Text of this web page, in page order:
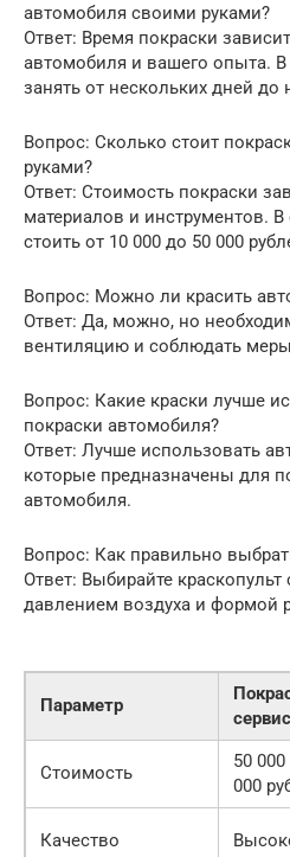
автомобиля своими руками?
Ответ: Время покраски
автомобиля и вашего опыта.
занять от нескольких дней до
Вопрос: Сколько стоит
руками?
Ответ: Стоимость покраски
материалов и инструментов.
стоить от 10 000 до 50 000
Вопрос: Можно ли красить
Ответ: Да, можно, но
вентиляцию и соблюдать
Вопрос: Какие краски лучше
покраски автомобиля?
Ответ: Лучше использовать
которые предназначены для
автомобиля.
Вопрос: Как правильно
Ответ: Выбирайте
давлением воздуха и формой
Параметр
Стоимость
50
000
Качество